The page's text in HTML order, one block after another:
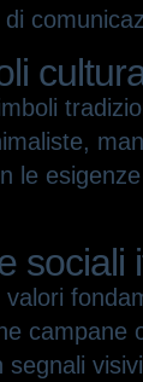
sociali